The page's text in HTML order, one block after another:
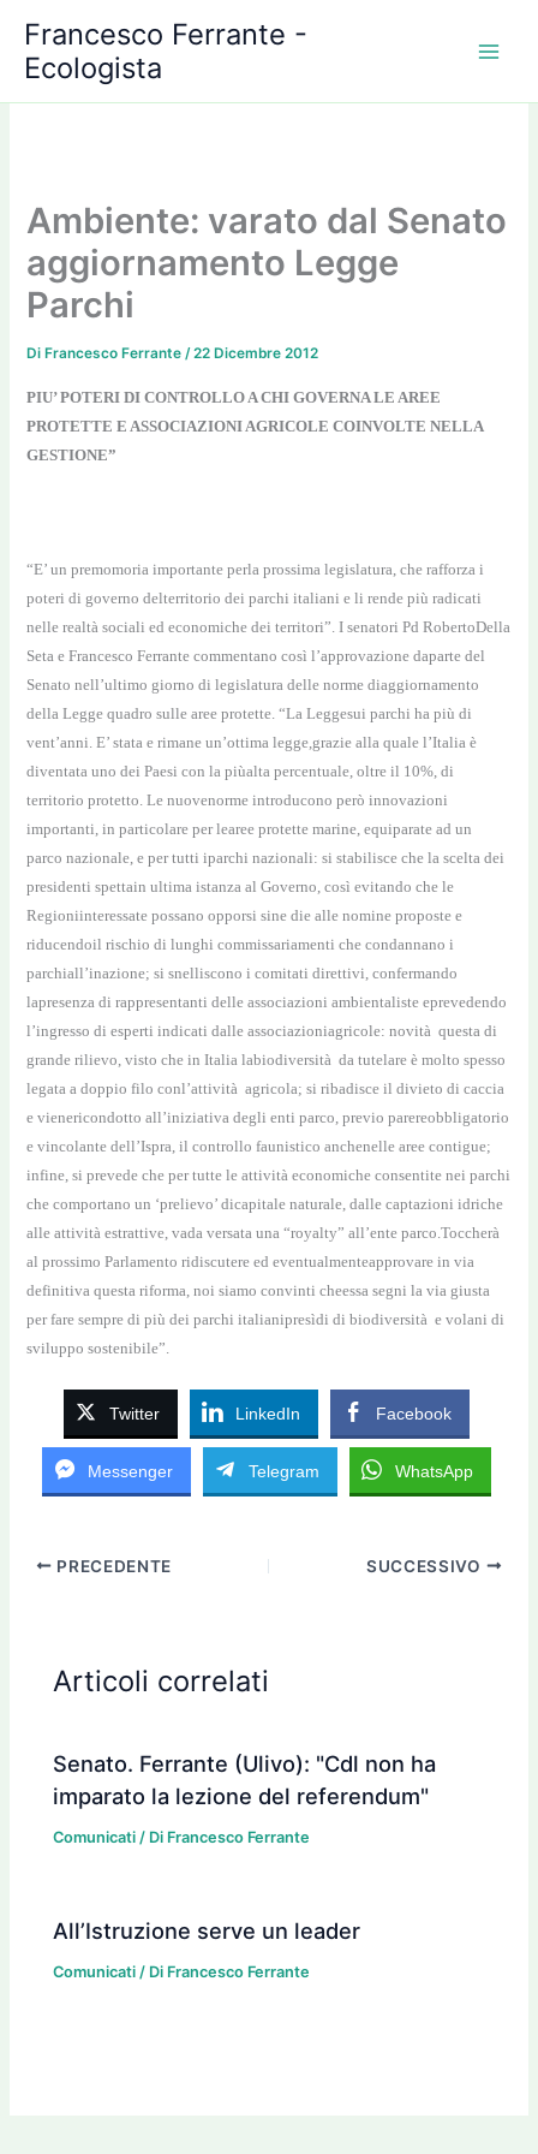
contenuto
Francesco Ferrante -
Ecologista
Ambiente: varato dal Senato
aggiornamento Legge
Parchi
Di Francesco Ferrante/22 Dicembre 2012
PIU’ POTERI DI CONTROLLO A CHI GOVERNA LE AREE
PROTETTE E ASSOCIAZIONI AGRICOLE COINVOLTE NELLA
GESTIONE”
“E’ un premomoria importante perla prossima legislatura, che rafforza i
poteri di governo delterritorio dei parchi italiani e li rende più radicati
nelle realtà sociali ed economiche dei territori”. I senatori Pd RobertoDella
Seta e Francesco Ferrante commentano così l’approvazione daparte del
Senato nell’ultimo giorno di legislatura delle norme diaggiornamento
della Legge quadro sulle aree protette. “La Leggesui parchi ha più di
vent’anni. E’ stata e rimane un’ottima legge,grazie alla quale l’Italia è
diventata uno dei Paesi con la piùalta percentuale, oltre il 10%, di
territorio protetto. Le nuovenorme introducono però innovazioni
importanti, in particolare per learee protette marine, equiparate ad un
parco nazionale, e per tutti iparchi nazionali: si stabilisce che la scelta dei
presidenti spettain ultima istanza al Governo, così evitando che le
Regioniinteressate possano opporsi sine die alle nomine proposte e
riducendoil rischio di lunghi commissariamenti che condannano i
parchiall’inazione; si snelliscono i comitati direttivi, confermando
lapresenza di rappresentanti delle associazioni ambientaliste eprevedendo
l’ingresso di esperti indicati dalle associazioniagricole: novità questa di
grande rilievo, visto che in Italia labiodiversità da tutelare è molto spesso
legata a doppio filo conl’attività agricola; si ribadisce il divieto di caccia
e vienericondotto all’iniziativa degli enti parco, previo parereobbligatorio
e vincolante dell’Ispra, il controllo faunistico anchenelle aree contigue;
infine, si prevede che per tutte le attività economiche consentite nei parchi
che comportano un ‘prelievo’ dicapitale naturale, dalle captazioni idriche
alle attività estrattive, vada versata una “royalty” all’ente parco.Toccherà
al prossimo Parlamento ridiscutere ed eventualmenteapprovare in via
definitiva questa riforma, noi siamo convinti cheessa segni la via giusta
per fare sempre di più dei parchi italianipresìdi di biodiversità e volani di
sviluppo sostenibile”.
Twitter LinkedIn Facebook
Messenger Telegram WhatsApp
PRECEDENTE SUCCESSIVO
Articoli correlati
Senato. Ferrante (Ulivo): "Cdl non ha
imparato la lezione del referendum"
Comunicati / Di Francesco Ferrante
All’Istruzione serve un leader
Comunicati / Di Francesco Ferrante